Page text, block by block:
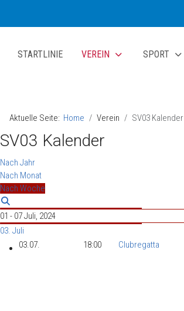
STARTLINIE VEREIN SPORT
Aktuelle Seite: Home Verein SV03 Kalender
SV03 Kalender
Nach Jahr
Nach Monat
Nach Woche
01 - 07 Juli, 2024
03. Juli
03.07.
18:00 Clubregatta